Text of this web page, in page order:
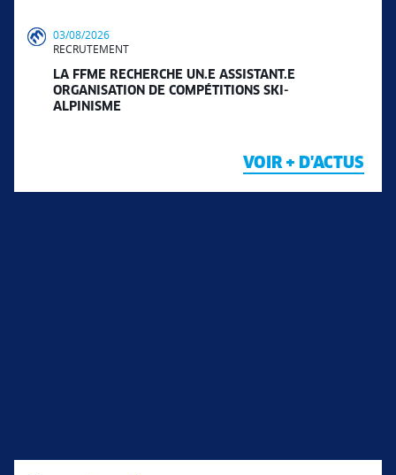
03/08/2026
RECRUTEMENT
LA FFME RECHERCHE UN.E ASSISTANT.E
ORGANISATION DE COMPÉTITIONS SKI-
ALPINISME
VOIR + D'ACTUS